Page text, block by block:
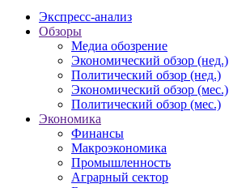
Экспресс-анализ
Обзоры
Медиа обозрение
Экономический обзор (нед.)
Политический обзор (нед.)
Экономический обзор (мес.)
Политический обзор (мес.)
Экономика
Финансы
Макроэкономика
Промышленность
Аграрный сектор